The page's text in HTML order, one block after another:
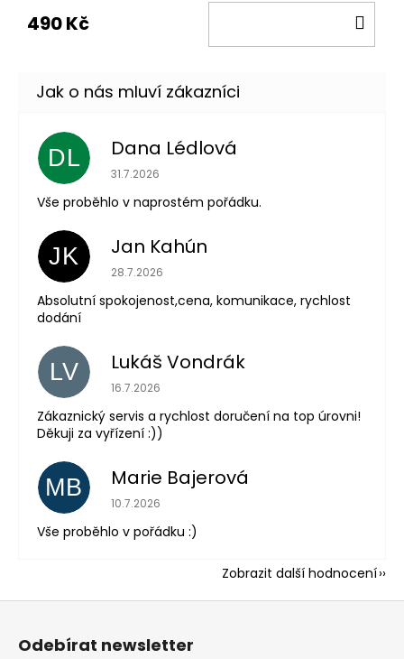
490 Kč
DL Dana Lédlová
Hodnocení obchodu je 5 z 5 hvězdiček.
31.7.2026
Vše proběhlo v naprostém pořádku.
JK Jan Kahún
Hodnocení obchodu je 5 z 5 hvězdiček.
28.7.2026
Absolutní spokojenost,cena, komunikace, rychlost
dodání
LV Lukáš Vondrák
Hodnocení obchodu je 5 z 5 hvězdiček.
16.7.2026
Zákaznický servis a rychlost doručení na top úrovni!
Děkuji za vyřízení :))
MB Marie Bajerová
Hodnocení obchodu je 5 z 5 hvězdiček.
10.7.2026
Vše proběhlo v pořádku :)
Zobrazit další hodnocení
Odebírat newsletter